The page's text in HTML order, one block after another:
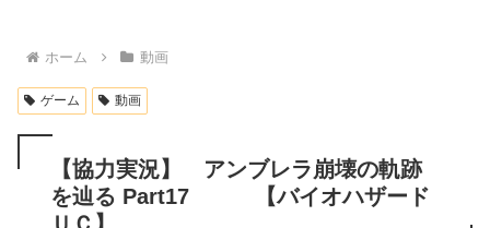
ホーム 動画
ゲーム 動画
【協力実況】 アンブレラ崩壊の軌跡
を辿る Part17 【バイオハザード